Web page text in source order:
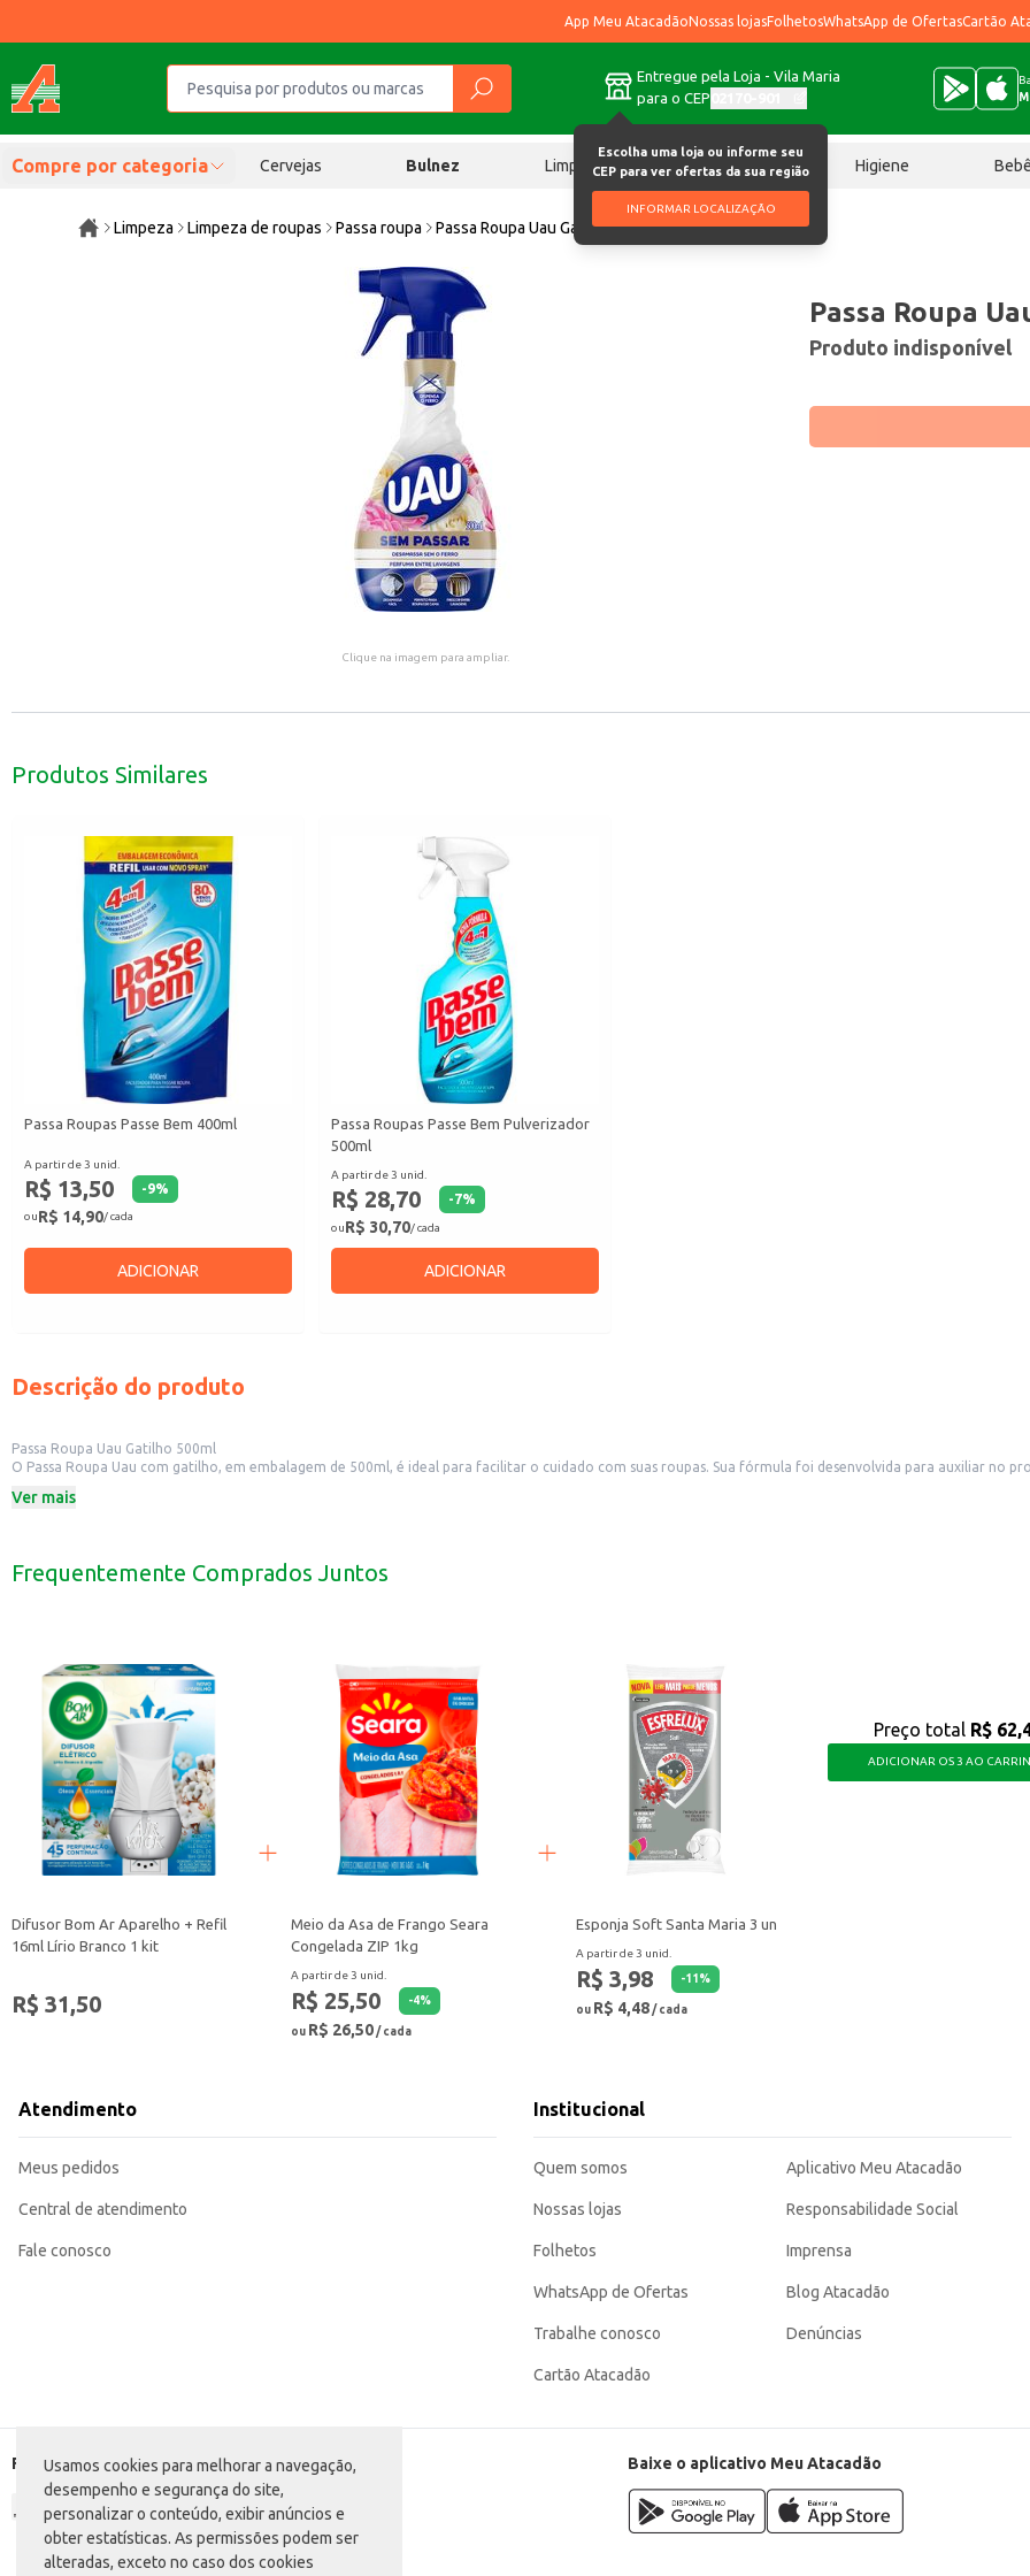
Usamos cookies para melhorar a navegação,
desempenho e segurança do site,
personalizar o conteúdo, exibir anúncios e
obter estatísticas. As permissões podem ser
alteradas, exceto no caso dos cookies
App Meu AtacadãoNossas lojasFolhetosWhatsApp de OfertasCartão
Entregue pela Loja - Vila Maria
para o CEP
Escolha uma loja ou informe seu
CEP para ver ofertas da sua região
INFORMAR LOCALIZAÇÃO
Compre por categoria Cervejas Bulnez Limpeza Chocolates Higiene
Limpeza Limpeza de roupas Passa roupa Passa Roupa Uau Gatilho 500ml
Clique na imagem para ampliar.
Passa Roupa
Produto indisponível
Produtos Similares
Passa Roupas Passe Bem 400ml
A partir de 3 unid.
R$ 13,50 -9%
ouR$ 14,90/ cada
ADICIONAR
Passa Roupas Passe Bem Pulverizador
500ml
A partir de 3 unid.
R$ 28,70 -7%
ouR$ 30,70/ cada
ADICIONAR
Descrição do produto
Passa Roupa Uau Gatilho 500ml
O Passa Roupa Uau com gatilho, em embalagem de 500ml, é ideal para facilitar o cuidado com suas roupas. Sua fórmula foi desenvolvida para auxiliar no
Dicas de Uso:
Com o Passa Roupa Uau, você otimiza o tempo e garante roupas impecáveis com praticidade e eficiência.
Ver mais
Frequentemente Comprados Juntos
Difusor Bom Ar Aparelho + Refil
16ml Lírio Branco 1 kit
R$ 31,50
Meio da Asa de Frango Seara
Congelada ZIP 1kg
A partir de 3 unid.
R$ 25,50 -4%
ou R$ 26,50/ cada
Esponja Soft Santa Maria 3 un
A partir de 3 unid.
R$ 3,98 -11 %
ou R$ 4,48 / cada
Preço total R$
ADICIONAR OS 3 AO
Atendimento
Meus pedidos
Central de atendimento
Fale conosco
Institucional
Quem somos
Nossas lojas
Folhetos
WhatsApp de Ofertas
Trabalhe conosco
Cartão Atacadão
Aplicativo Meu Atacadão
Responsabilidade Social
Imprensa
Blog Atacadão
Denúncias
Formas de pagamento Baixe o aplicativo Meu Atacadão